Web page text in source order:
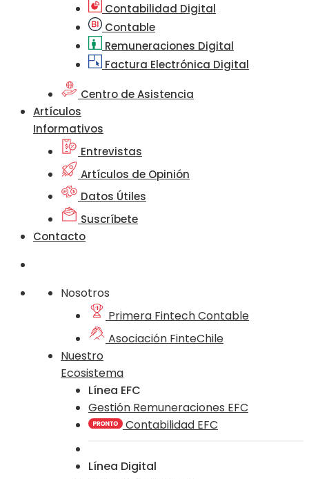
Contabilidad Digital
Contable
Remuneraciones Digital
Factura Electrónica Digital
Centro de Asistencia
Artículos
Informativos
Entrevistas
Artículos de Opinión
Datos Útiles
Suscríbete
Contacto
Nosotros
Primera Fintech Contable
Asociación FinteChile
Nuestro
Ecosistema
Línea EFC
Gestión Remuneraciones EFC
Contabilidad EFC
Línea Digital